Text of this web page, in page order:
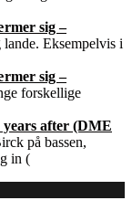
sig –
Eksempelvis i
sig –
forskellige
years after (DME
på bassen,
in (